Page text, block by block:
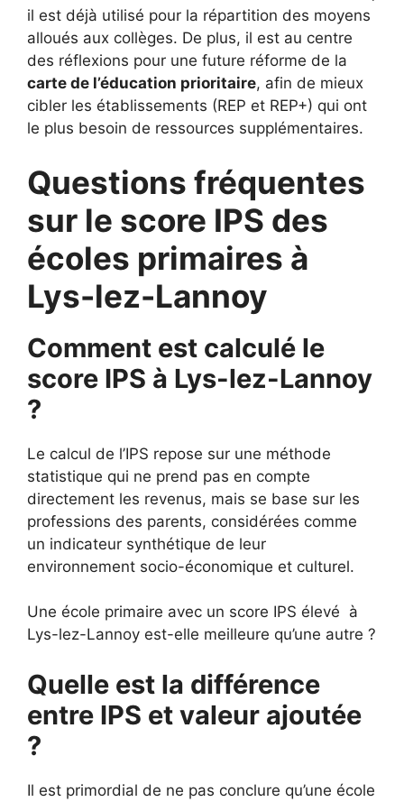
il est déjà utilisé pour la répartition des moyens
alloués aux collèges. De plus, il est au centre
des réflexions pour une future réforme de la
carte de l’éducation prioritaire, afin de mieux
cibler les établissements (REP et REP+) qui ont
le plus besoin de ressources supplémentaires.
Questions fréquentes
sur le score IPS des
écoles primaires à
Lys-lez-Lannoy
Comment est calculé le
score IPS à Lys-lez-Lannoy
?
Le calcul de l’IPS repose sur une méthode
statistique qui ne prend pas en compte
directement les revenus, mais se base sur les
professions des parents, considérées comme
un indicateur synthétique de leur
environnement socio-économique et culturel.
Une école primaire avec un score IPS élevé à
Lys-lez-Lannoy est-elle meilleure qu’une autre ?
Quelle est la différence
entre IPS et valeur ajoutée
?
Il est primordial de ne pas conclure qu’une école